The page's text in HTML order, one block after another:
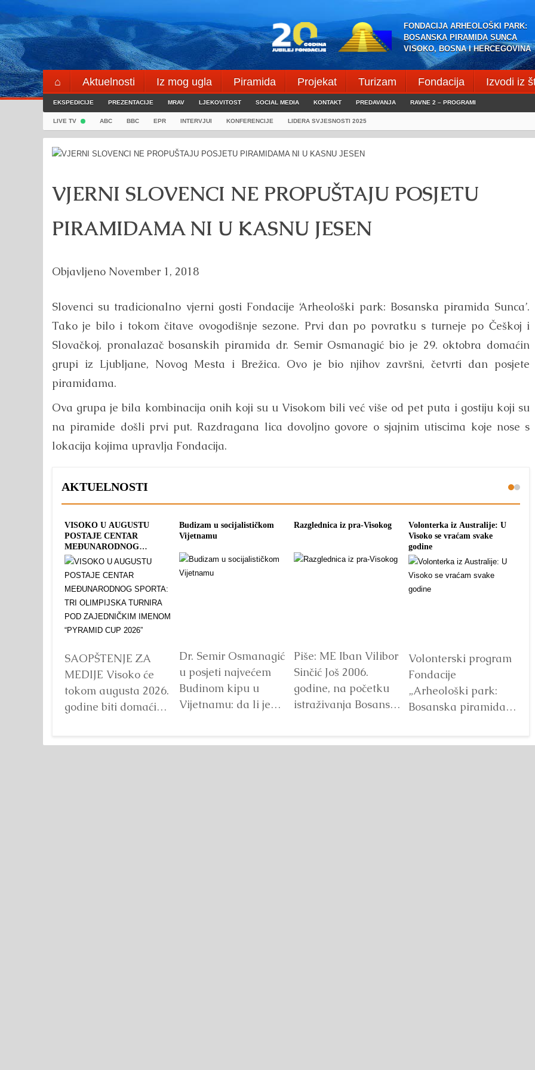
Skip
to
content
FONDACIJA ARHEOLOŠKI PARK:
BOSANSKA PIRAMIDA SUNCA
VISOKO, BOSNA I HERCEGOVINA
⌂ Aktuelnosti Iz mog ugla Piramida Projekat Turizam Fondacija Izvodi iz
Blogeri
⌖
EKSPEDICIJE PREZENTACIJE MRAV LJEKOVITOST SOCIAL MEDIA KONTAKT PREDAVANJA RAVNE 2 – PROGRAMI
LIVE TV ABC BBC EPR INTERVJUI KONFERENCIJE LIDERA SVJESNOSTI 2025
VJERNI SLOVENCI NE PROPUŠTAJU POSJETU
PIRAMIDAMA NI U KASNU JESEN
Objavljeno November 1, 2018
Slovenci su tradicionalno vjerni gosti Fondacije ‘Arheološki park: Bosanska piramida Sunca’.
Tako je bilo i tokom čitave ovogodišnje sezone. Prvi dan po povratku s turneje po Češkoj i
Slovačkoj, pronalazač bosanskih piramida dr. Semir Osmanagić bio je 29. oktobra domaćin
grupi iz Ljubljane, Novog Mesta i Brežica. Ovo je bio njihov završni, četvrti dan posjete
piramidama.
Ova grupa je bila kombinacija onih koji su u Visokom bili već više od pet puta i gostiju koji su
na piramide došli prvi put. Razdragana lica dovoljno govore o sjajnim utiscima koje nose s
lokacija kojima upravlja Fondacija.
AKTUELNOSTI
VISOKO U AUGUSTU
POSTAJE CENTAR
MEĐUNARODNOG
SPORTA: TRI OLIMPIJSKA
ZAJEDNIČKIM IMENOM
“PYRAMID CUP 2026”
SAOPŠTENJE ZA
MEDIJE Visoko će
tokom augusta 2026.
godine biti domaćin
Budizam u socijalističkom
Vijetnamu
Dr. Semir Osmanagić
u posjeti najvećem
Budinom kipu u
Vijetnamu: da li je
Razglednica iz pra-Visokog
Piše: ME Iban Vilibor
Sinčić Još 2006.
godine, na početku
istraživanja Bosanske
Volonterka iz Australije: U
Visoko se vraćam svake
godine
Volonterski program
Fondacije
„Arheološki park:
Bosanska piramida